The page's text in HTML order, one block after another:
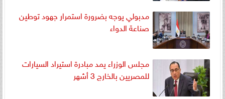
مدبولي يوجه بضرورة استمرار جهود توطين
صناعة الدواء
مجلس الوزراء يمد مبادرة استيراد السيارات
للمصريين بالخارج 3 أشهر